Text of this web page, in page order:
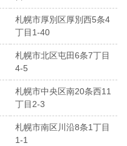
札幌市厚別区厚別西5条4
丁目1-40
札幌市北区屯田6条7丁目
4-5
札幌市中央区南20条西11
丁目2-3
札幌市南区川沿8条1丁目
1-1